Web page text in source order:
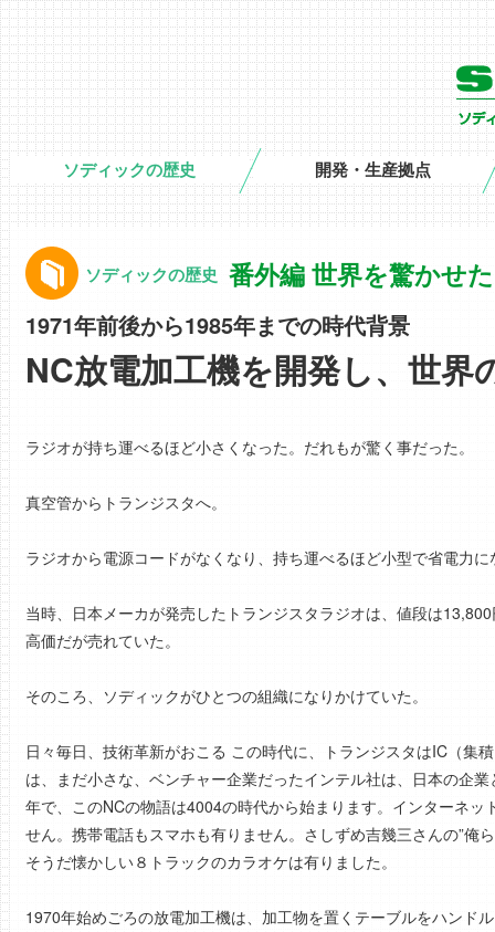
ソディックの歴史 開発・生産拠点
ソディックの歴史 番外編 世界を驚かせ
1971年前後から1985年までの時代背景
NC放電加工機を開発し、世界
ラジオが持ち運べるほど小さくなった。だれもが驚く事だった。
真空管からトランジスタへ。
ラジオから電源コードがなくなり、持ち運べるほど小型で省電力
当時、日本メーカが発売したトランジスタラジオは、値段は
高価だが売れていた。
そのころ、ソディックがひとつの組織になりかけていた。
日々毎日、技術革新がおこる この時代に、トランジスタはIC（集
は、まだ小さな、ベンチャー企業だったインテル社は、日本の企
年で、このNCの物語は4004の時代から始まります。インターネ
せん。携帯電話もスマホも有りません。さしずめ吉幾三さんの”俺
そうだ懐かしい８トラックのカラオケは有りました。
1970年始めごろの放電加工機は、加工物を置くテーブルをハンド